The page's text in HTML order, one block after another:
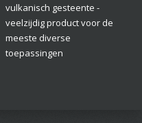
vulkanisch gesteente -
veelzijdig product voor de
meeste diverse
toepassingen